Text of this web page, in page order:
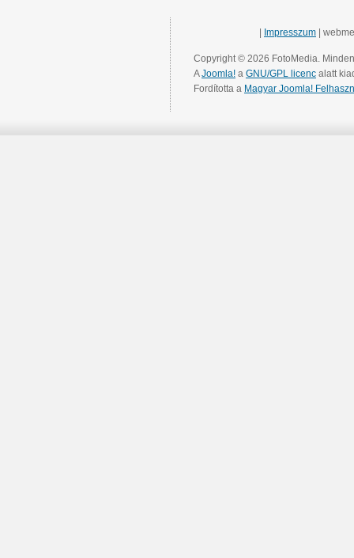
Impresszum |
Copyright © 2026 FotoMedia.
AJoomla! a GNU/GPL licenc alatt
Fordította a Magyar Joomla!